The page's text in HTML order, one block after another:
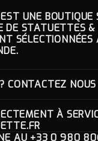
UNE BOUTIQUE
STATUETTES &
SÉLECTIONNÉES
CONTACTEZ NOUS
À
AU +33 0 980